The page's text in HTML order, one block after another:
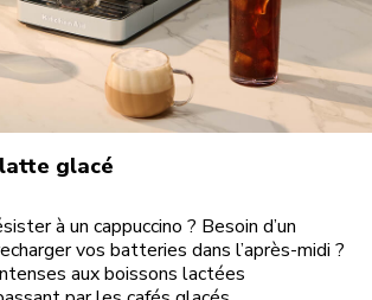
glacé
à un cappuccino ? Besoin d’un
vos batteries dans l’après-midi ?
aux boissons lactées